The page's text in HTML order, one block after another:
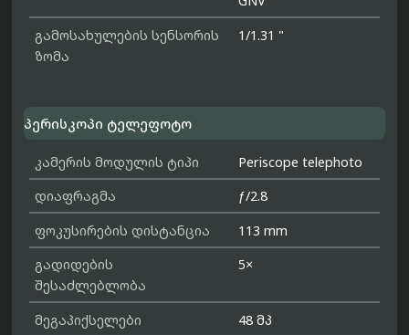
გამოსახულების სენსორის
ზომა
1/1.31 "
პერისკოპი ტელეფოტო
კამერის მოდულის ტიპი
Periscope telephoto
დიაფრაგმა
ƒ/2.8
ფოკუსირების დისტანცია
113 mm
გადიდების
შესაძლებლობა
5×
მეგაპიქსელები
48 მპ